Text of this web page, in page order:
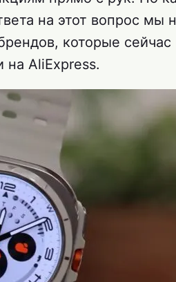
на этот вопрос мы
которые
на AliExpress.